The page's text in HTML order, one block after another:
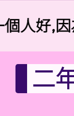
,因為
二